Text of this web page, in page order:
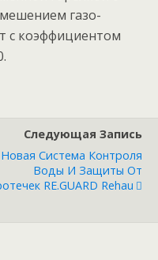
газо-
с коэффициентом
Следующая Запись
Новая Система Контроля
Воды И Защиты От
RE.GUARD Rehau